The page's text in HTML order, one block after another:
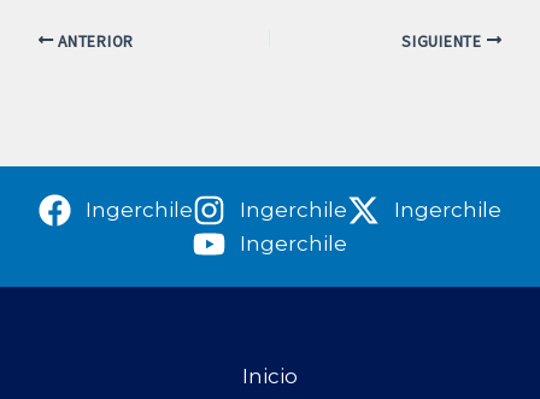
ANTERIOR SIGUIENTE
Ingerchile Ingerchile
Ingerchile
Ingerchile
Inicio